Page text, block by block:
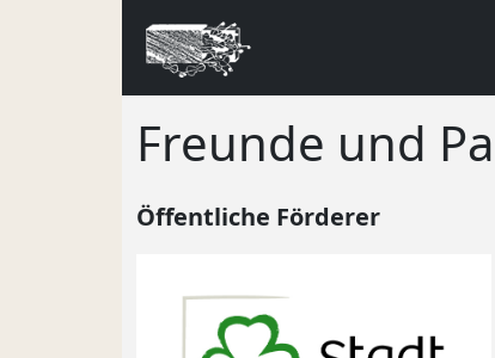
Freunde und
Öffentliche Förderer